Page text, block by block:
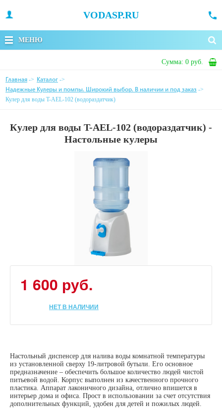
VODASP.RU
МЕНЮ
Сумма: 0 руб.
Главная -> Каталог ->
Надежные Кулеры и помпы. Широкий выбор. В наличии и под заказ ->
Кулер для воды T-AEL-102 (водораздатчик)
Кулер для воды T-AEL-102 (водораздатчик) -
Настольные кулеры
1 600 руб.
НЕТ В НАЛИЧИИ
Настольный диспенсер для налива воды комнатной температуры
из установленной сверху 19-литровой бутыли. Его основное
предназначение – обеспечить большое количество людей чистой
питьевой водой. Корпус выполнен из качественного прочного
пластика. Аппарат лаконичного дизайна, отлично впишется в
интерьер дома и офиса. Прост в использовании за счет отсутствия
дополнительных функций, удобен для детей и пожилых людей.